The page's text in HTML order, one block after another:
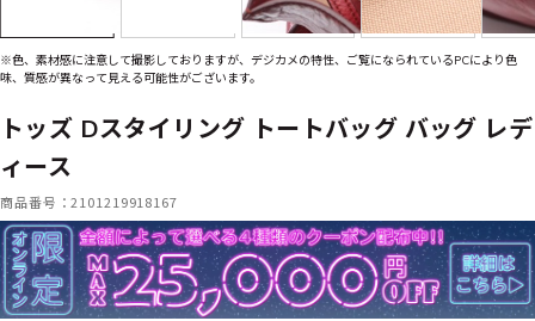
※色、素材感に注意して撮影しておりますが、デジカメの特性、ご覧になられているPCにより色
味、質感が異なって見える可能性がございます。
トッズ Dスタイリング トートバッグ バッグ レデ
ィース
商品番号：2101219918167